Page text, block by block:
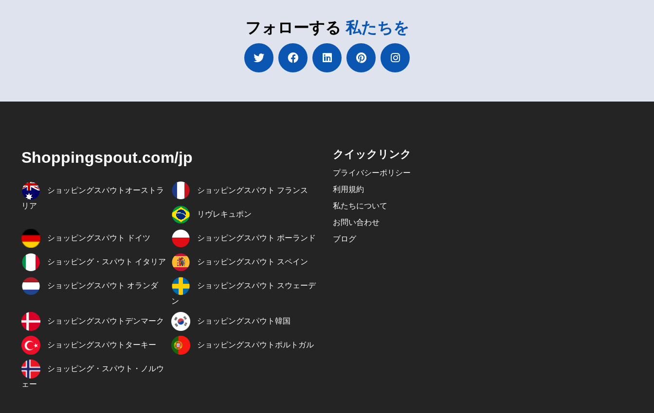
フォローする私たちを
Shoppingspout.com/jp
ショッピングスパウトオーストラ
リア
ショッピングスパウト フランス
リヴレキュポン
ショッピングスパウト ドイツ ショッピングスパウト ポーランド
ショッピング・スパウト イタリア ショッピングスパウト スペイン
ショッピングスパウト オランダ
ショッピングスパウト スウェーデ
ン
ショッピングスパウトデンマーク ショッピングスパウト韓国
ショッピングスパウトターキー ショッピングスパウトポルトガル
ショッピング・スパウト・ノルウ
ェー
クイックリンク
プライバシーポリシー
利用規約
私たちについて
お問い合わせ
ブログ